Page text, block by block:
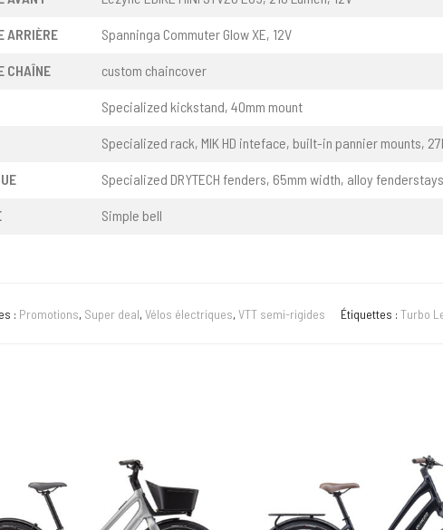
ARRIÈRE Spanninga Commuter Glow XE, 12V
CHAÎNE custom chaincover
Specialized kickstand, 40mm mount
Specialized rack, MIK HD inteface, built-in pannier mounts,
Specialized DRYTECH fenders, 65mm width, alloy fenderstays
Simple bell
: Promotions, Super deal, Vélos électriques, VTT semi-rigides Étiquettes : Turbo